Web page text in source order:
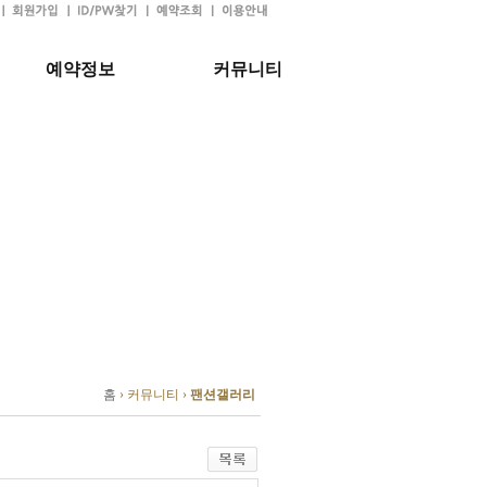
예약정보 커뮤니티
홈 › 커뮤니티 › 팬션갤러리